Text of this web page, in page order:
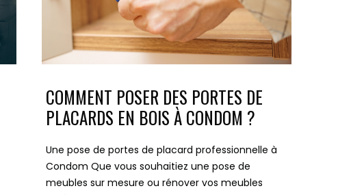
COMMENT POSER DES PORTES DE
PLACARDS EN BOIS À CONDOM ?
Une pose de portes de placard professionnelle à
Condom Que vous souhaitiez une pose de
meubles sur mesure ou rénover vos meubles